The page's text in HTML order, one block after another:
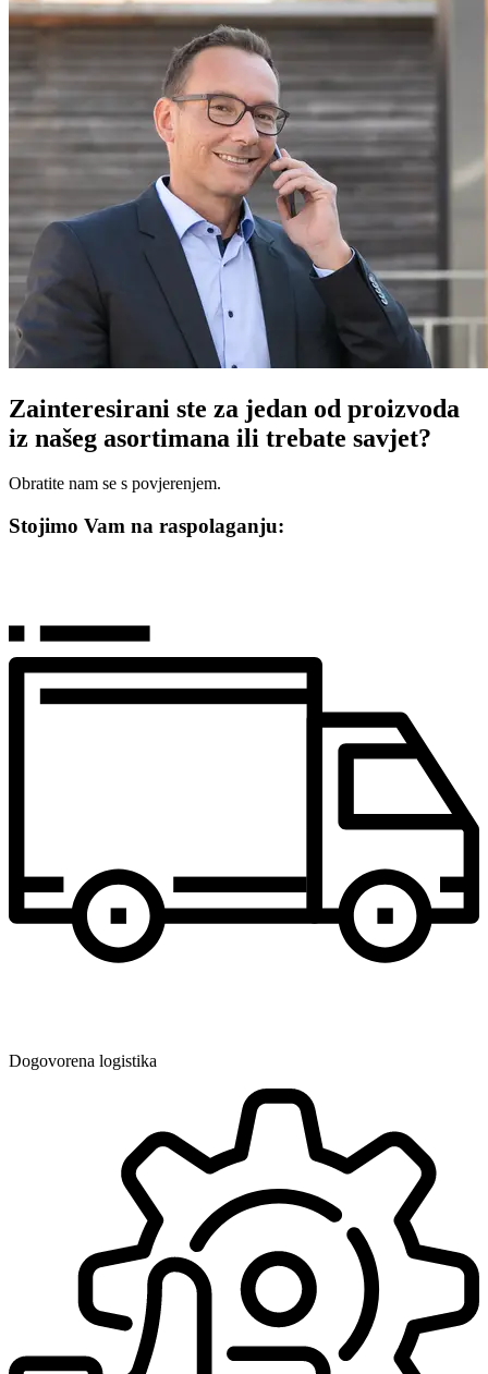
Zainteresirani ste za jedan od proizvoda
iz našeg asortimana ili trebate savjet?
Obratite nam se s povjerenjem.
Stojimo Vam na raspolaganju:
Dogovorena logistika